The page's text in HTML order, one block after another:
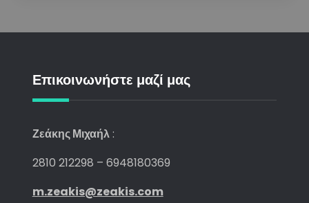
Επικοινωνήστε μαζί μας
Ζεάκης Μιχαήλ:
2810 212298 – 6948180369
m.zeakis@zeakis.com